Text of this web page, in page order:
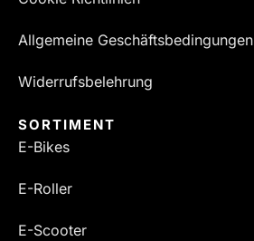
Allgemeine Geschäftsbedingungen
Widerrufsbelehrung
SORTIMENT
E-Bikes
E-Roller
E-Scooter